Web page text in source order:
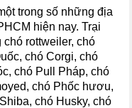
trong số những địa
hiện nay.Trại
rottweiler, chó
chó Corgi, chó
chó Pull Pháp, chó
chó Phốc hươu,
chó Husky, chó